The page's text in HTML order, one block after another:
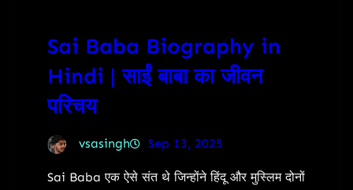
Sai Baba Biography in
Hindi | साईं बाबा का जीवन
परिचय
vsasingh Sep 13, 2025
Sai Baba एक ऐसे संत थे जिन्होंने हिंदू और मुस्लिम दोनों